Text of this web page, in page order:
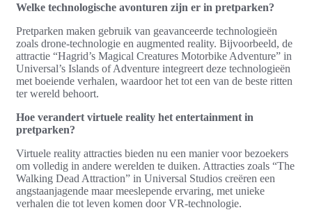
Welke technologische avonturen zijn er in pretparken?
Pretparken maken gebruik van geavanceerde technologieën
zoals drone-technologie en augmented reality. Bijvoorbeeld, de
attractie “Hagrid’s Magical Creatures Motorbike Adventure” in
Universal’s Islands of Adventure integreert deze technologieën
met boeiende verhalen, waardoor het tot een van de beste ritten
ter wereld behoort.
Hoe verandert virtuele reality het entertainment in
pretparken?
Virtuele reality attracties bieden nu een manier voor bezoekers
om volledig in andere werelden te duiken. Attracties zoals “The
Walking Dead Attraction” in Universal Studios creëren een
angstaanjagende maar meeslepende ervaring, met unieke
verhalen die tot leven komen door VR-technologie.